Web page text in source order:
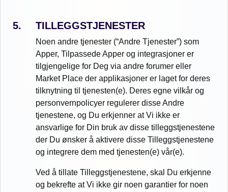
TILLEGGSTJENESTER
Noen andre tjenester (“Andre Tjenester”) som
Apper, Tilpassede Apper og integrasjoner er
tilgjengelige for Deg via andre forumer eller
Market Place der applikasjoner er laget for deres
tilknytning til tjenesten(e). Deres egne vilkår og
personvernpolicyer regulerer disse Andre
tjenestene, og Du erkjenner at Vi ikke er
ansvarlige for Din bruk av disse tilleggstjenestene
der Du ønsker å aktivere disse Tilleggstjenestene
og integrere dem med tjenesten(e) vår(e).
Ved å tillate Tilleggstjenestene, skal Du erkjenne
og bekrefte at Vi ikke gir noen garantier for noen